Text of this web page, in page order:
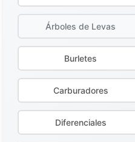
Árboles de Levas
Burletes
Carburadores
Diferenciales